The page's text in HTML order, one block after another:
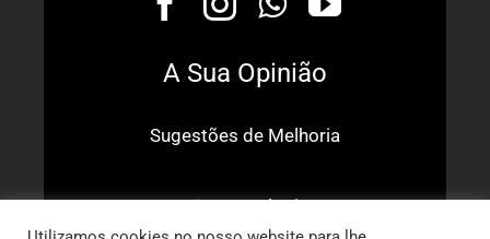
A Sua Opinião
Sugestões de Melhoria
Dê o Seu Elogio